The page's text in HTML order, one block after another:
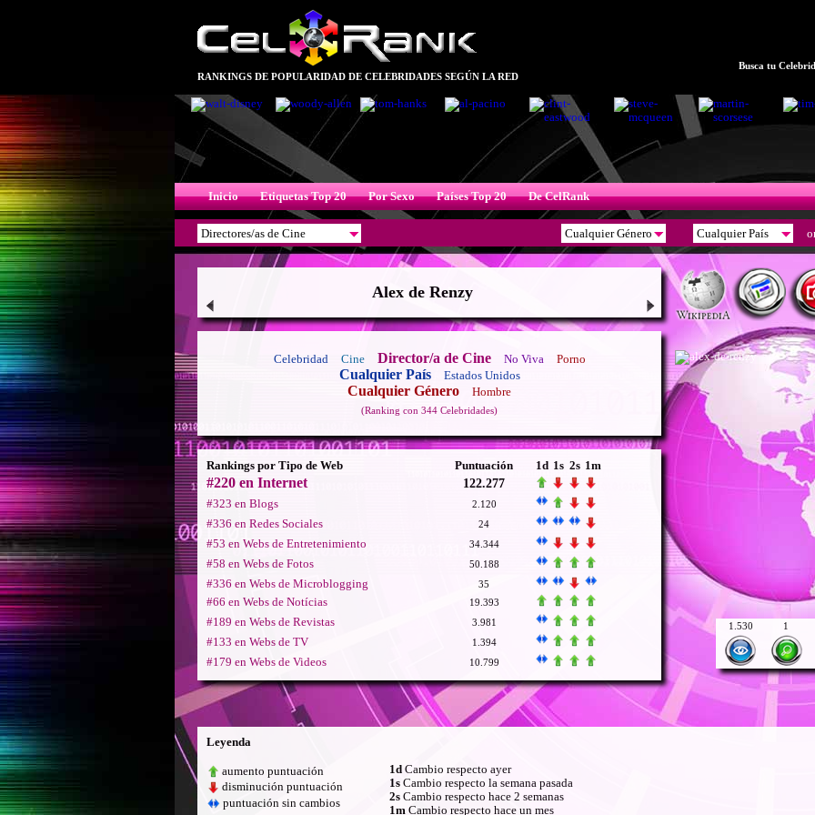
RANKINGS DE POPULARIDAD DE CELEBRIDADES SEGÚN LA RED
Busca tu
Inicio Etiquetas Top 20 Por Sexo Países Top 20 De CelRank
Alex de Renzy
1.530 1
Celebridad Cine Director/a de Cine No Viva Porno
Cualquier País Estados Unidos
Cualquier Género Hombre
(Ranking con 344 Celebridades)
Rankings por Tipo de Web Puntuación 1d 1s 2s 1m
#220 en Internet
122.277
#323 en Blogs
2.120
#336 en Redes Sociales 24
#53 en Webs de Entretenimiento 34.344
#58 en Webs de Fotos 50.188
#336 en Webs de Microblogging 35
#66 en Webs de Notícias 19.393
#189 en Webs de Revistas 3.981
#133 en Webs de TV 1.394
#179 en Webs de Videos 10.799
Leyenda
aumento puntuación
disminución puntuación
puntuación sin cambios
1d Cambio respecto ayer
1s Cambio respecto la semana pasada
2s Cambio respecto hace 2 semanas
1m Cambio respecto hace un mes